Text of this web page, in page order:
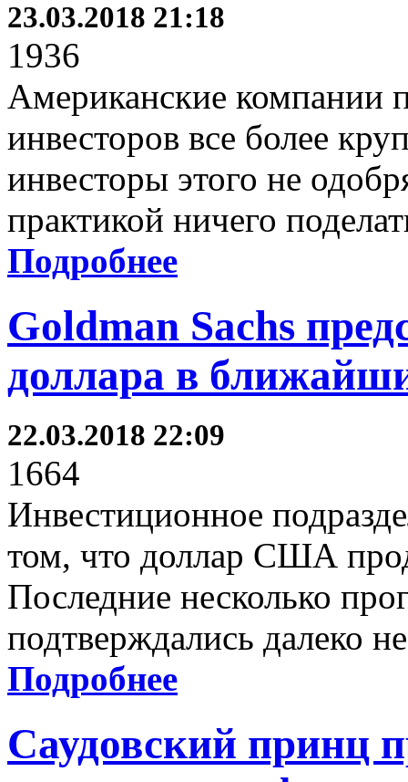
23.03.2018 21:18
1936
Американские компании
инвесторов все более
инвесторы этого не
практикой ничего
Подробнее
Goldman Sachs
доллара в
22.03.2018 22:09
1664
Инвестиционное
том, что доллар США
Последние несколько
подтверждались далеко
Подробнее
Саудовский принц